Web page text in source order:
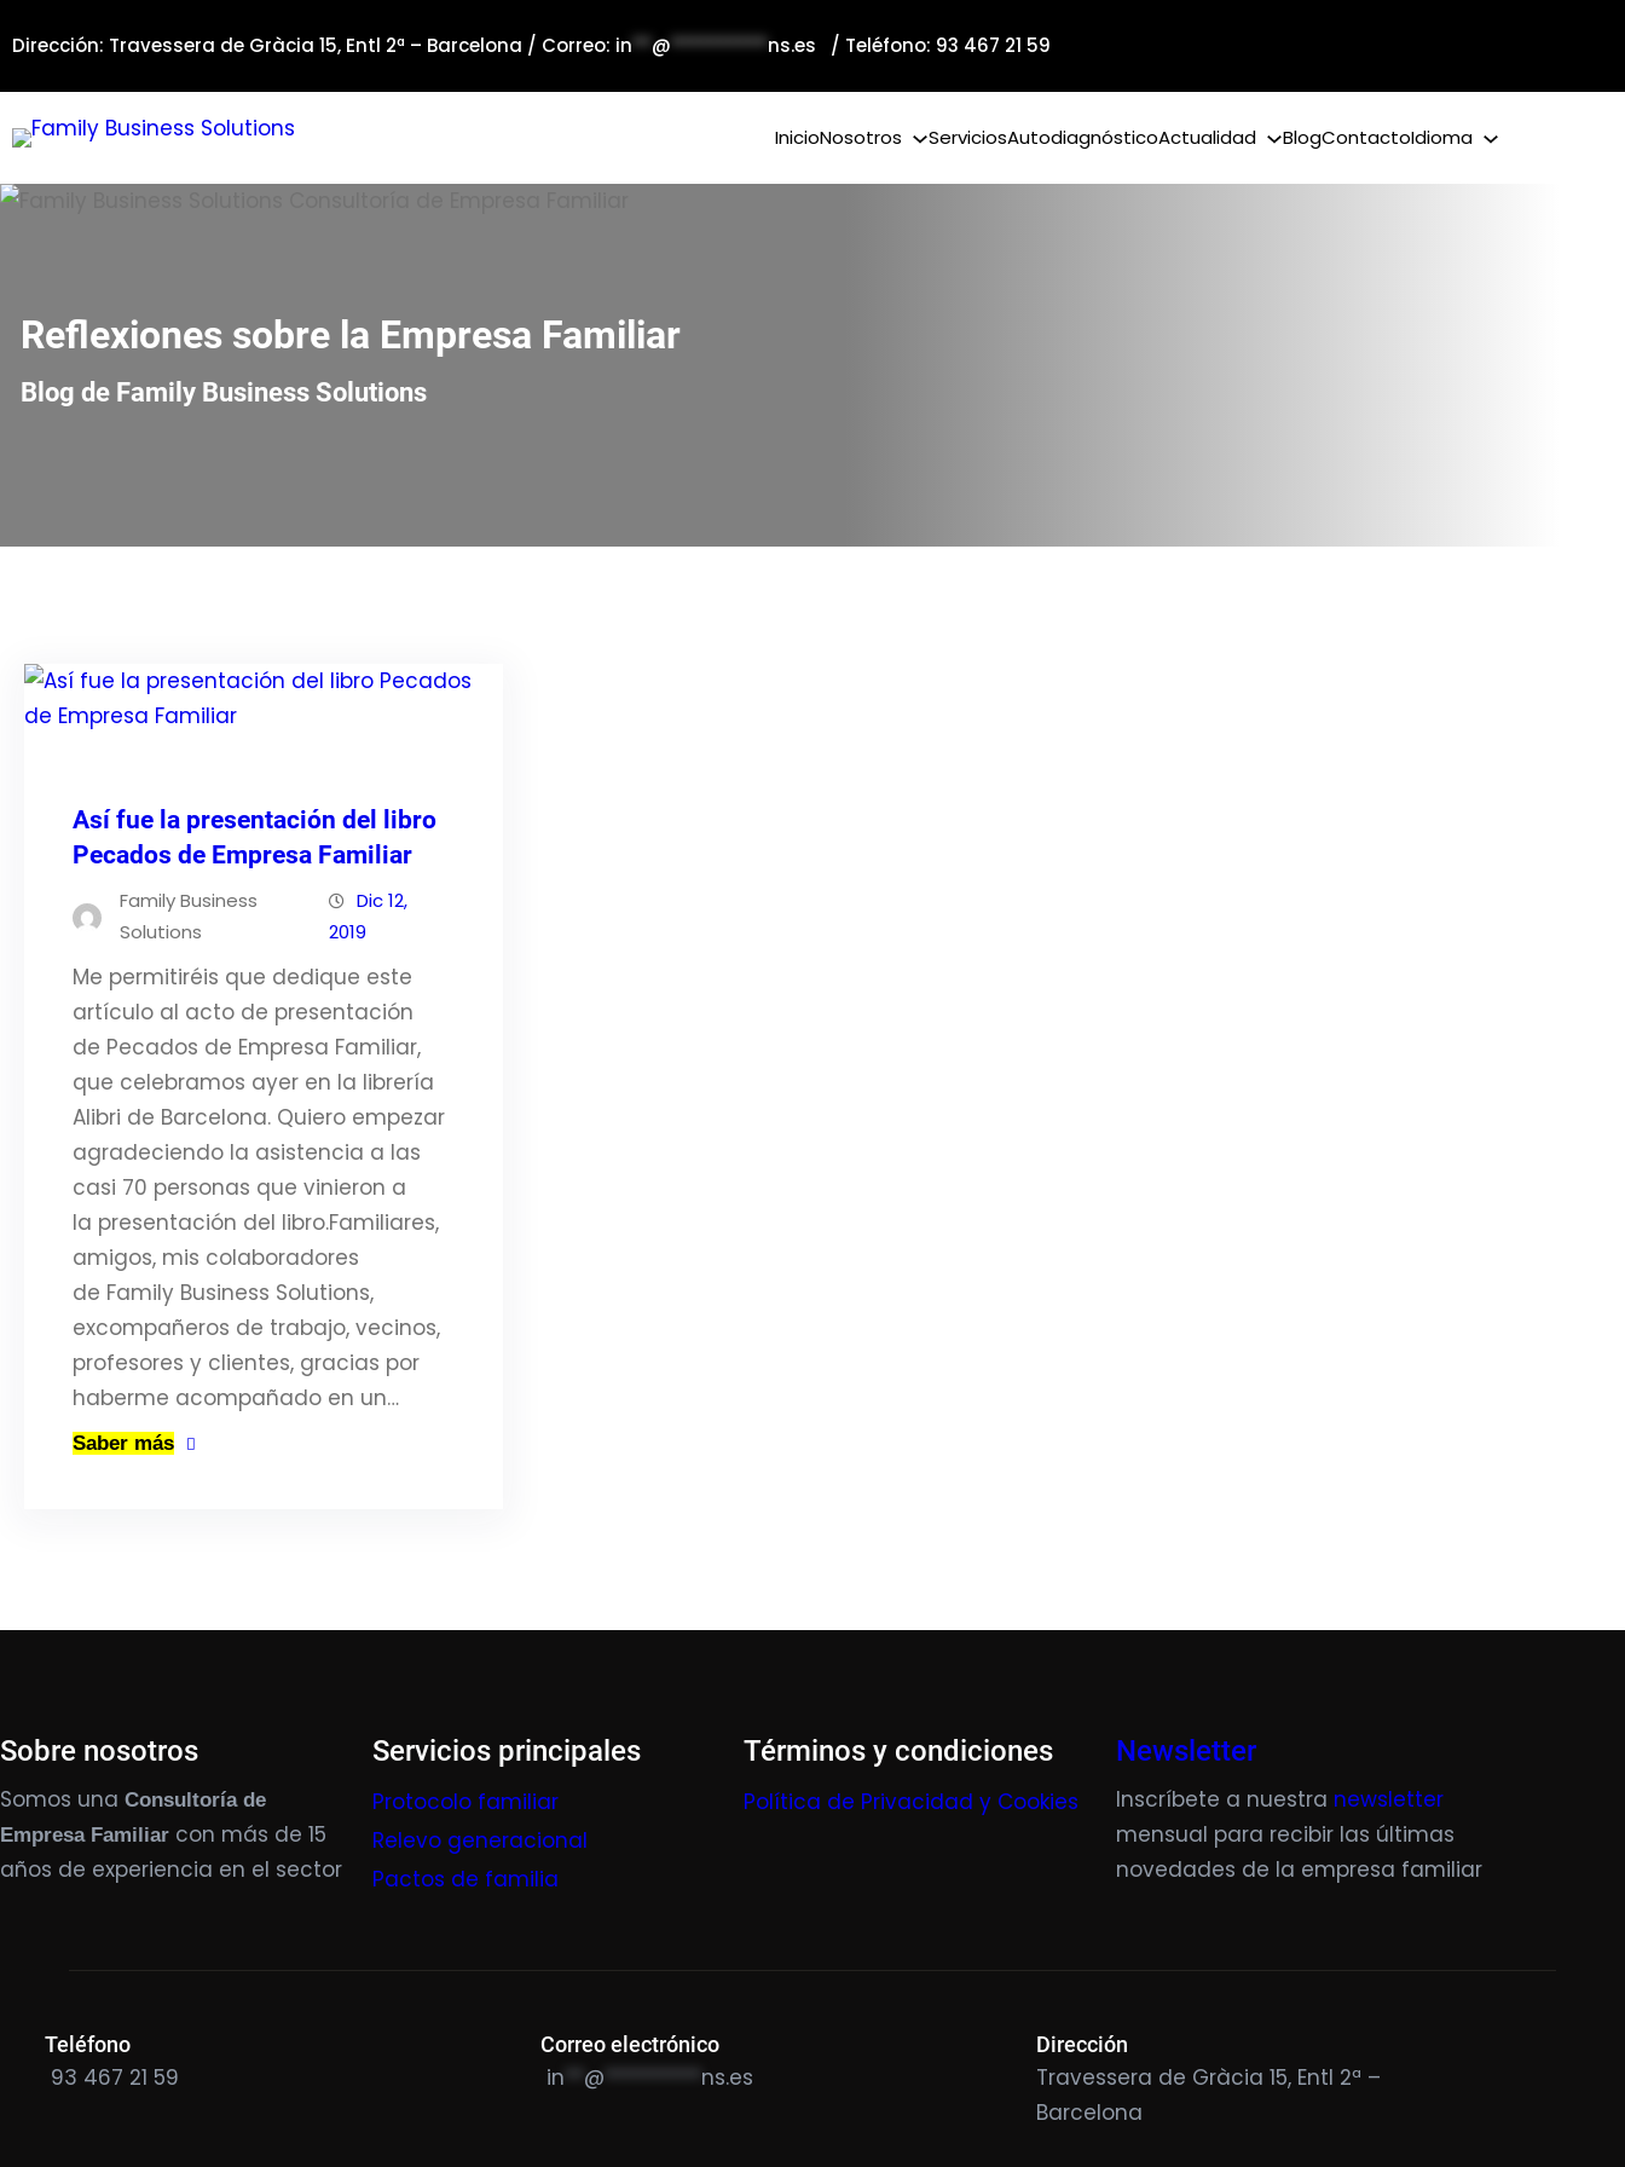
al
contenido
Dirección: Travessera de Gràcia 15, Entl 2ª – Barcelona / Correo: in**@**********ns.es / Teléfono: 93 467 21 59
InicioNosotros ServiciosAutodiagnósticoActualidad BlogContactoIdioma
Reflexiones sobre la Empresa Familiar
Blog de Family Business Solutions
Así fue la presentación del libro
Pecados de Empresa Familiar
Family Business
Solutions
Dic 12,
2019
Me permitiréis que dedique este
artículo al acto de presentación
de Pecados de Empresa Familiar,
que celebramos ayer en la librería
Alibri de Barcelona. Quiero empezar
agradeciendo la asistencia a las
casi 70 personas que vinieron a
la presentación del libro.Familiares,
amigos, mis colaboradores
de Family Business Solutions,
excompañeros de trabajo, vecinos,
profesores y clientes, gracias por
haberme acompañado en un…
Saber más
Sobre nosotros
Somos una Consultoría de
Empresa Familiar con más de 15
años de experiencia en el sector
Servicios principales
Protocolo familiar
Relevo generacional
Pactos de familia
Términos y condiciones
Política de Privacidad y Cookies
Newsletter
Inscríbete a nuestra newsletter
mensual para recibir las últimas
novedades de la empresa familiar
Teléfono
93 467 21 59
Correo electrónico
in @ ********** ns.es
Dirección
Travessera de Gràcia 15, Entl 2ª –
Barcelona